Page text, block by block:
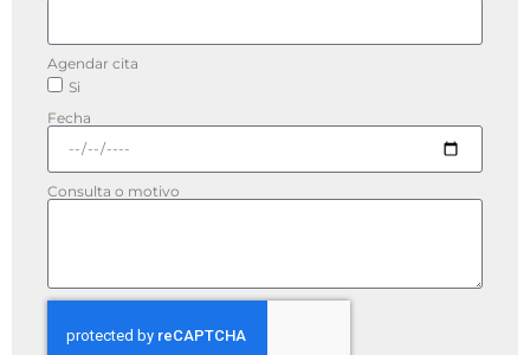
Agendar cita
Si
Fecha
Consulta o motivo